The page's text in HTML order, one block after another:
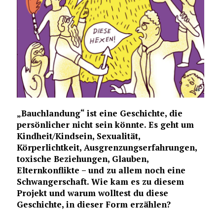
„Bauchlandung“ ist eine Geschichte, die
persönlicher nicht sein könnte. Es geht um
Kindheit/Kindsein, Sexualität,
Körperlichtkeit, Ausgrenzungserfahrungen,
toxische Beziehungen, Glauben,
Elternkonflikte – und zu allem noch eine
Schwangerschaft. Wie kam es zu diesem
Projekt und warum wolltest du diese
Geschichte, in dieser Form erzählen?